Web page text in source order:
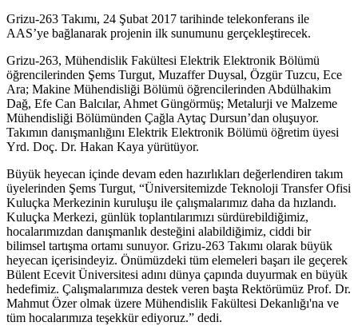
Grizu-263 Takımı, 24 Şubat 2017 tarihinde telekonferans ile
AAS’ye bağlanarak projenin ilk sunumunu gerçekleştirecek.
Grizu-263, Mühendislik Fakültesi Elektrik Elektronik Bölümü
öğrencilerinden Şems Turgut, Muzaffer Duysal, Özgür Tuzcu, Ece
Ara; Makine Mühendisliği Bölümü öğrencilerinden Abdülhakim
Dağ, Efe Can Balcılar, Ahmet Güngörmüş; Metalurji ve Malzeme
Mühendisliği Bölümünden Çağla Aytaç Dursun’dan oluşuyor.
Takımın danışmanlığını Elektrik Elektronik Bölümü öğretim üyesi
Yrd. Doç. Dr. Hakan Kaya yürütüyor.
Büyük heyecan içinde devam eden hazırlıkları değerlendiren takım
üyelerinden Şems Turgut, “Üniversitemizde Teknoloji Transfer Ofisi
Kuluçka Merkezinin kuruluşu ile çalışmalarımız daha da hızlandı.
Kuluçka Merkezi, günlük toplantılarımızı sürdürebildiğimiz,
hocalarımızdan danışmanlık desteğini alabildiğimiz, ciddi bir
bilimsel tartışma ortamı sunuyor. Grizu-263 Takımı olarak büyük
heyecan içerisindeyiz. Önümüzdeki tüm elemeleri başarı ile geçerek
Bülent Ecevit Üniversitesi adını dünya çapında duyurmak en büyük
hedefimiz. Çalışmalarımıza destek veren başta Rektörümüz Prof. Dr.
Mahmut Özer olmak üzere Mühendislik Fakültesi Dekanlığı'na ve
tüm hocalarımıza teşekkür ediyoruz.” dedi.